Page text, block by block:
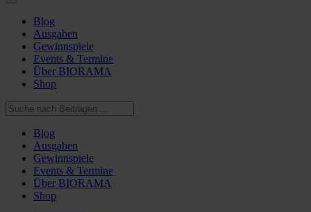
Blog
Ausgaben
Gewinnspiele
Events & Termine
Über BIORAMA
Shop
Blog
Ausgaben
Gewinnspiele
Events & Termine
Über BIORAMA
Shop